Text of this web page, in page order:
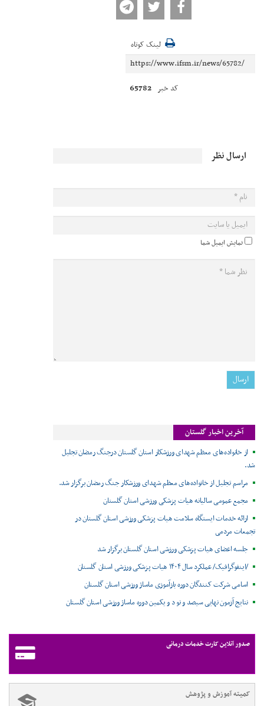
لینک کوتاه
کد خبر 65782
ارسال نظر
نمایش ایمیل شما
آخرین اخبار گلستان
از خانواده‌های معظم شهدای ورزشکار استان گلستان درجنگ رمضان تجلیل
شد.
مراسم تجلیل از خانواده‌های معظم شهدای ورزشکار جنگ رمضان برگزار شد.
مجمع عمومی سالیانه هیات پزشکی ورزشی استان گلستان
ارائه خدمات ایستگاه سلامت هیات پزشکی ورزشی استان گلستان در
تجمعات مردمی
جلسه اعضای هیات پزشکی ورزشی استان گلستان برگزار شد
/اینفوگرافیک/ عملکرد سال ۱۴۰۴ هیات پزشکی ورزشی استان گلستان
اسامی شرکت کنندگان دوره بازآموزی ماساژ ورزشی استان گلستان
نتایج آزمون نهایی سیصد و نو د و یکمین دوره ماساژ ورزشی استان گلستان
صدور آنلاین کارت خدمات درمانی
کمیته آموزش و پژوهش